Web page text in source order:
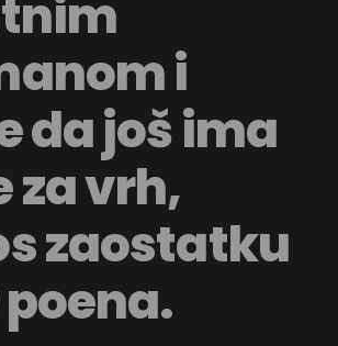
i
da još ima
za vrh,
zaostatku